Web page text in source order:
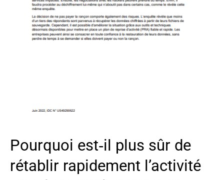
Pourquoi est‑il plus sûr de
rétablir rapidement l’activité